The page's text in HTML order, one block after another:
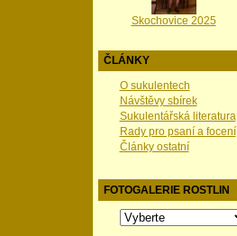
Skochovice 2025
ČLÁNKY
O sukulentech
Návštěvy sbírek
Sukulentářská literatura
Rady pro psaní a focení
Články ostatní
FOTOGALERIE ROSTLIN